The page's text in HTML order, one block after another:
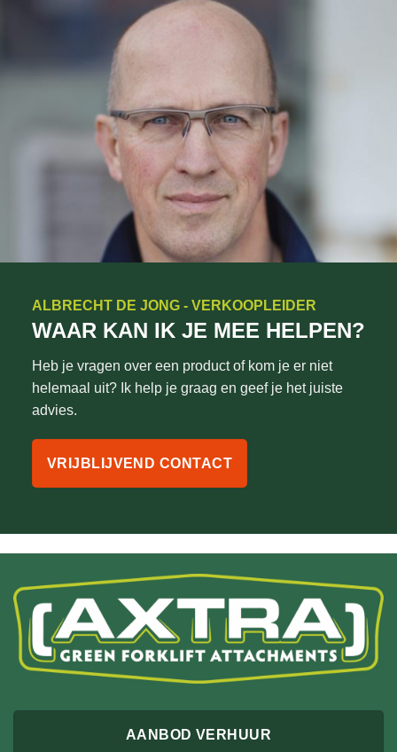
ALBRECHT DE JONG - VERKOOPLEIDER
WAAR KAN IK JE MEE HELPEN?
Heb je vragen over een product of kom je er niet
helemaal uit? Ik help je graag en geef je het juiste
advies.
VRIJBLIJVEND CONTACT
AANBOD VERHUUR